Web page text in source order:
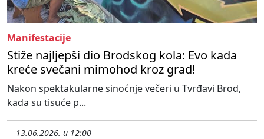
Manifestacije
Stiže najljepši dio Brodskog kola: Evo kada
kreće svečani mimohod kroz grad!
Nakon spektakularne sinoćnje večeri u Tvrđavi Brod,
kada su tisuće p...
13.06.2026. u 12:00